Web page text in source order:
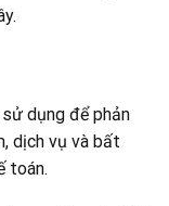
dụng để phản
dịch vụ và bất
toán.